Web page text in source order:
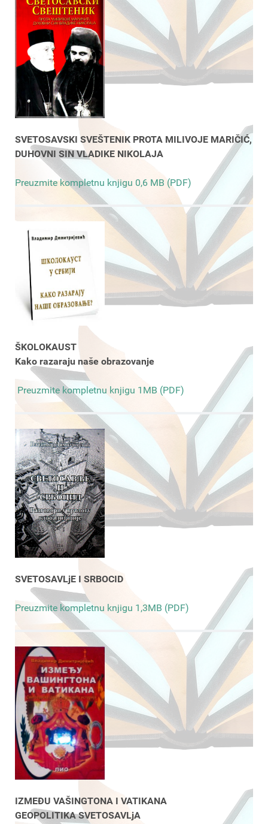
SVETOSAVSKI SVEŠTENIK PROTA MILIVOJE MARIČIĆ,
DUHOVNI SIN VLADIKE NIKOLAJA
Preuzmite kompletnu knjigu 0,6 MB (PDF)
ŠKOLOKAUST
Kako razaraju naše obrazovanje
Preuzmite kompletnu knjigu 1MB (PDF)
SVETOSAVLjE I SRBOCID
Preuzmite kompletnu knjigu 1,3MB (PDF)
IZMEĐU VAŠINGTONA I VATIKANA
GEOPOLITIKA SVETOSAVLjA